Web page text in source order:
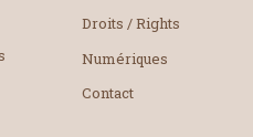
Droits / Rights
Numériques
Contact